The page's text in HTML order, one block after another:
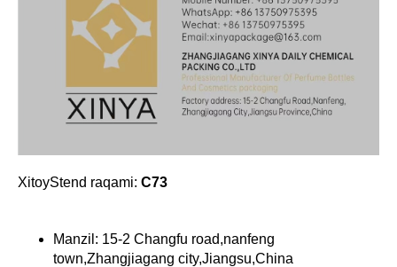
XitoyStend raqami: C73
Manzil: 15-2 Changfu road,nanfeng
town,Zhangjiagang city,Jiangsu,China